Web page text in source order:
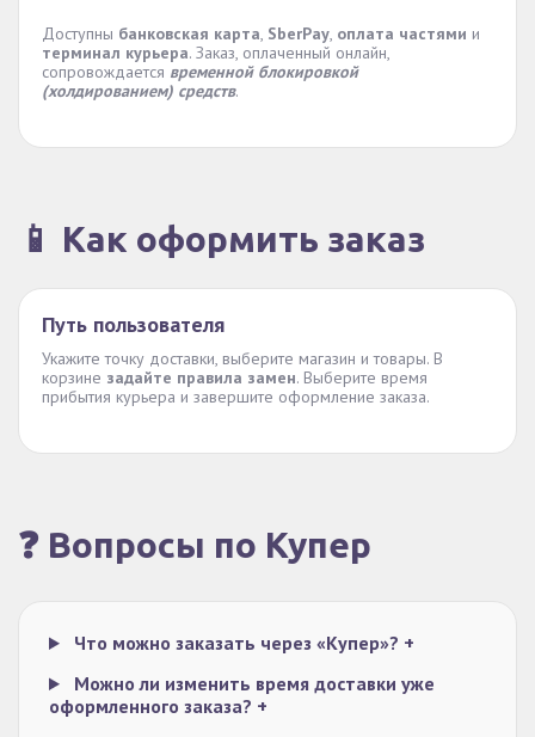
Доступны банковская карта, SberPay, оплата частями и
терминал курьера. Заказ, оплаченный онлайн,
сопровождается временной блокировкой
(холдированием) средств.
📱 Как оформить заказ
Путь пользователя
Укажите точку доставки, выберите магазин и товары. В
корзине задайте правила замен. Выберите время
прибытия курьера и завершите оформление заказа.
❓ Вопросы по Купер
Что можно заказать через «Купер»? +
Можно ли изменить время доставки уже
оформленного заказа? +